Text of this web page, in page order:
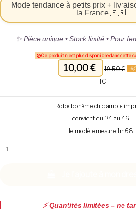
Mode tendance à petits prix +
la France 🇫🇷
✨ Pièce unique • Stock limité • Pour
Ce produit n'est plus disponible dans cette
10,00 € 19,50 € -
TTC
Robe bohème chic ample
convient du 34 au 46
le modèle mesure 1m68
⚡️ Quantités limitées – ne